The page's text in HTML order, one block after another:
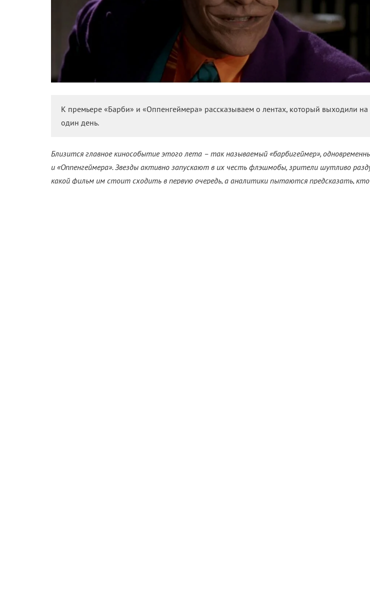
К премьере «Барби» и «Оппенгеймера» рассказываем о лентах, который выходили
один день.
Близится главное кинособытие этого лета – так называемый «барбигеймер»,
и «Оппенгеймера». Звезды активно запускают в их честь флэшмобы, зрители шутливо
какой фильм им стоит сходить в первую очередь, а аналитики пытаются предсказать,